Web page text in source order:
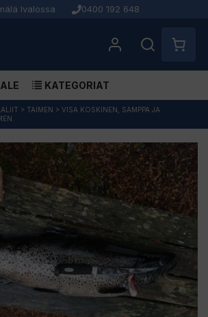
Ivalossa 0400 192 648
ALE KATEGORIAT
> TAIMEN > VISA KOSKINEN, SAMPPA JA